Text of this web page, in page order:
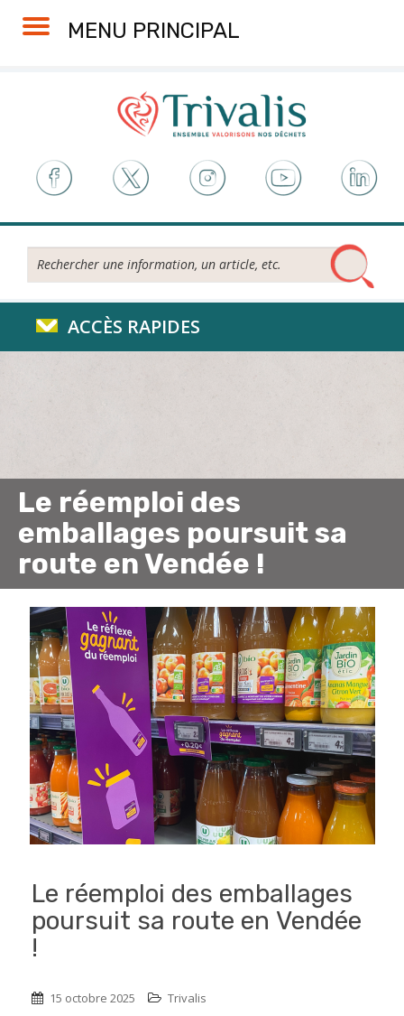
MENU PRINCIPAL
Rechercher...
ACCÈS RAPIDES
Le réemploi des
emballages poursuit sa
route en Vendée !
Le réemploi des emballages
poursuit sa route en Vendée
!
15 octobre 2025 Trivalis